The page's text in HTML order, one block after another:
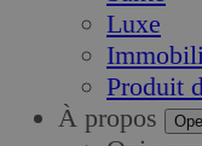
Luxe
Produit
À propos